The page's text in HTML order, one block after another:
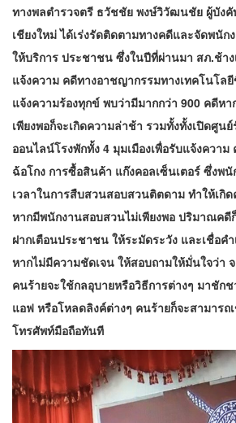
ทางพลตำรวจตรี ธวัชชัย พงษ์วิวัฒนชัย ผู้บังคั
เชียงใหม่ ได้เร่งรัดติดตามทางคดีและจัดพนัก
ให้บริการ ประชาชน ซึ่งในปีที่ผ่านมา สภ.ช้าง
แจ้งความ คดีทางอาชญากรรมทางเทคโนโล
แจ้งความร้องทุกข์ พบว่ามีมากกว่า 900 คดีห
เพียงพอก็จะเกิดความล่าช้า รวมทั้งทั้งเปิดศูน
ออนไลน์โรงพักทั้ง 4 มุมเมืองเพื่อรับแจ้งควา
ฉ้อโกง การซื้อสินค้า แก๊งคอลเซ็นเตอร์ ซึ่งพ
เวลาในการสืบสวนสอบสวนติตดาม ทำให้เกิ
หากมีพนักงานสอบสวนไม่เพียงพอ ปริมาณคดี
ฝากเตือนประชาชน ให้ระมัดระวัง และเชื่อค
หากไม่มีความชัดเจน ให้สอบถามให้มั่นใจว่า
คนร้ายจะใช้กลอุบายหรือวิธีการต่างๆ มาชัก
แอฟ หรือโหลดลิงค์ต่างๆ คนร้ายก็จะสามารถ
โทรศัพท์มือถือทันที